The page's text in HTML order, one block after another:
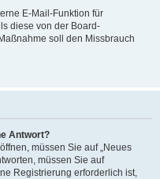
E-Mail-Funktion für
diese von der Board-
soll den Missbrauch
Antwort?
müssen Sie auf „Neues
müssen Sie auf
Registrierung erforderlich ist,